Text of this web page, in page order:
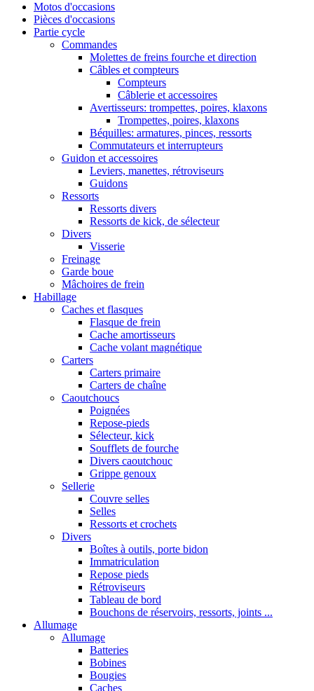
Motos d'occasions
Pièces d'occasions
Partie cycle
Commandes
Molettes de freins fourche et direction
Câbles et compteurs
Compteurs
Câblerie et accessoires
Avertisseurs: trompettes, poires, klaxons
Trompettes, poires, klaxons
Béquilles: armatures, pinces, ressorts
Commutateurs et interrupteurs
Guidon et accessoires
Leviers, manettes, rétroviseurs
Guidons
Ressorts
Ressorts divers
Ressorts de kick, de sélecteur
Divers
Visserie
Freinage
Garde boue
Mâchoires de frein
Habillage
Caches et flasques
Flasque de frein
Cache amortisseurs
Cache volant magnétique
Carters
Carters primaire
Carters de chaîne
Caoutchoucs
Poignées
Repose-pieds
Sélecteur, kick
Soufflets de fourche
Divers caoutchouc
Grippe genoux
Sellerie
Couvre selles
Selles
Ressorts et crochets
Divers
Boîtes à outils, porte bidon
Immatriculation
Repose pieds
Rétroviseurs
Tableau de bord
Bouchons de réservoirs, ressorts, joints ...
Allumage
Allumage
Batteries
Bobines
Bougies
Caches